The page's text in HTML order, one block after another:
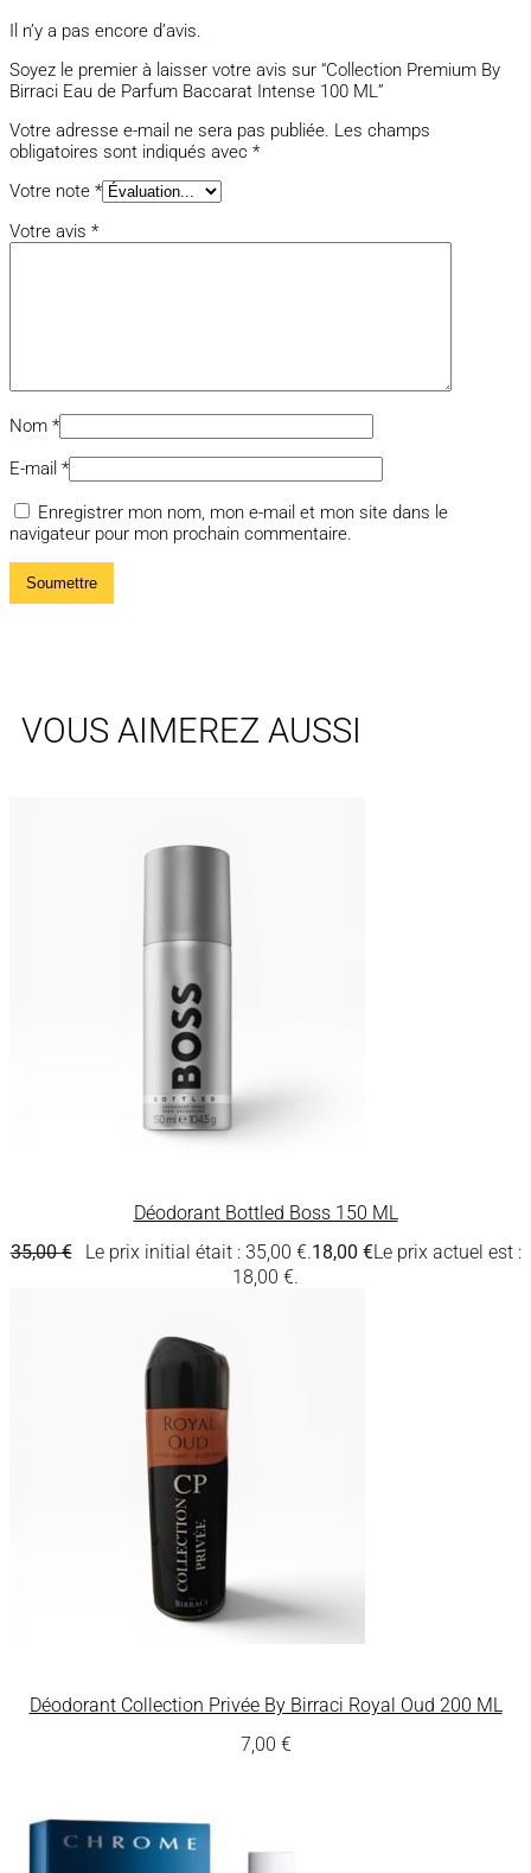
Il n’y a pas encore d’avis.
Soyez le premier à laisser votre avis sur “Collection Premium By
Birraci Eau de Parfum Baccarat Intense 100 ML”
Votre adresse e-mail ne sera pas publiée. Les champs
obligatoires sont indiqués avec *
Votre note *
Votre avis *
Nom *
E-mail *
Enregistrer mon nom, mon e-mail et mon site dans le
navigateur pour mon prochain commentaire.
VOUS AIMEREZ AUSSI
Déodorant Bottled Boss 150 ML
35,00€ Le prix initial était : 35,00 €.18,00 €Le prix actuel est :
18,00 €.
Déodorant Collection Privée By Birraci Royal Oud 200 ML
7,00 €